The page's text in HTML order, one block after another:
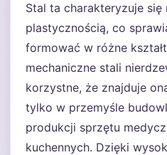
Stal ta charakteryzuje
plastycznością, co
formować w różne
mechaniczne stali
korzystne, że znajduje
tylko w przemyśle
produkcji sprzętu
kuchennych. Dzięki